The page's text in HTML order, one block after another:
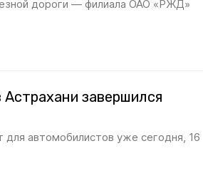
дороги — филиала ОАО «РЖД»
завершился
автомобилистов уже сегодня, 16